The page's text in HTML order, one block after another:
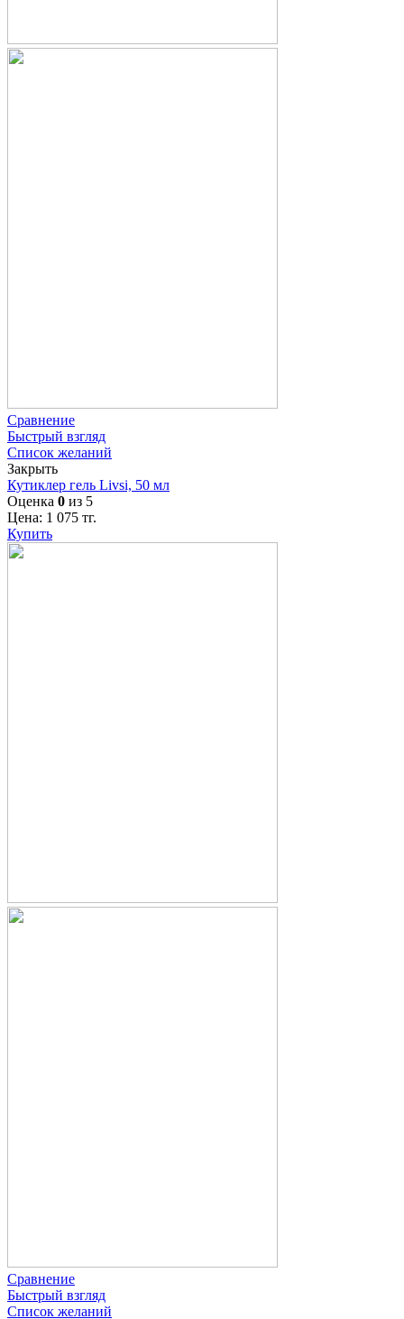
Сравнение
Быстрый взгляд
Список желаний
Закрыть
Кутиклер гель Livsi, 50 мл
Оценка 0 из 5
Цена: 1 075 тг.
Купить
Сравнение
Быстрый взгляд
Список желаний